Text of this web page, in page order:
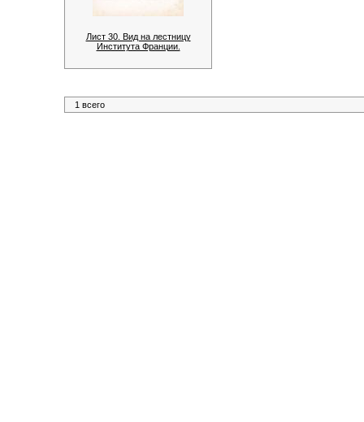
Лист 30. Вид на лестницу
Института Франции.
1 всего